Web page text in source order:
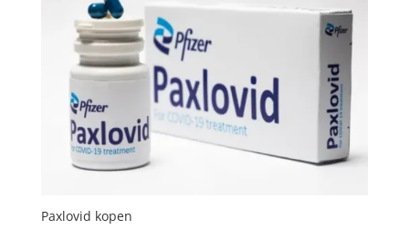
Paxlovid kopen